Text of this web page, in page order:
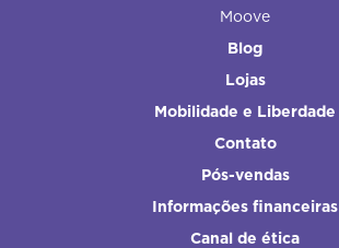
Moove
Blog
Lojas
Mobilidade e Liberdade
Contato
Pós-vendas
Informações financeiras
Canal de ética